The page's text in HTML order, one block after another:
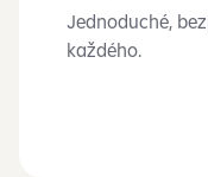
Jednoduché,
každého.